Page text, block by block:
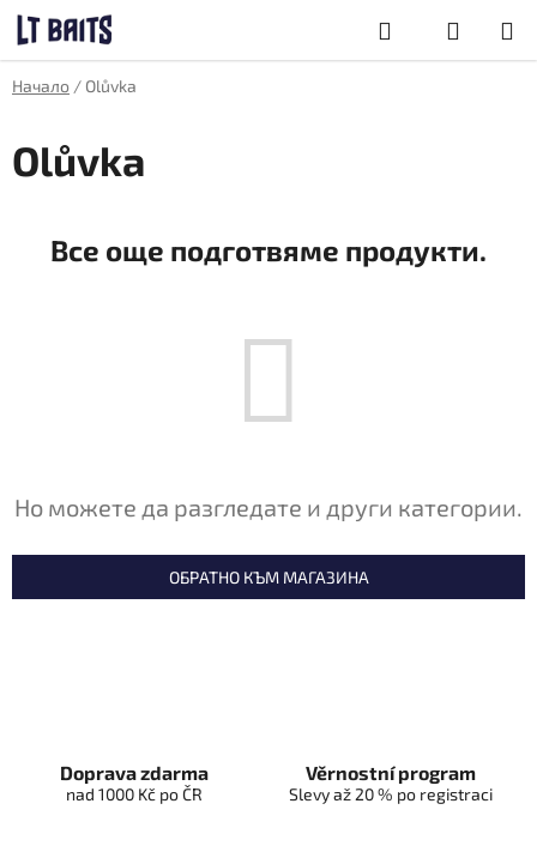
Преминаване
към
съдържанието
Търсене
Начало / Olůvka
Olůvka
Все още подготвяме продукти.
Но можете да разгледате и други категории.
ОБРАТНО КЪМ МАГАЗИНА
Doprava zdarma
nad 1000 Kč po ČR
Věrnostní program
Slevy až 20 % po registraci